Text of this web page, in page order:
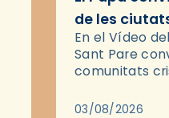
de les
En el Vídeo
Sant Pare
comunitats
pregària, el…
03/08/2026